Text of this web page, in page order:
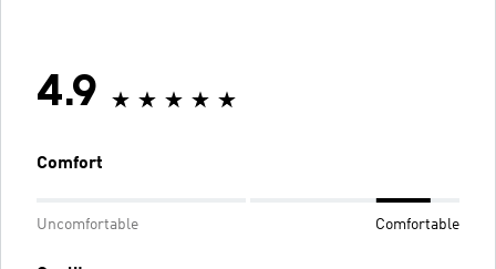
4.9
Comfort
Uncomfortable Comfortable